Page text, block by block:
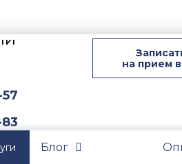
на прием
Блог